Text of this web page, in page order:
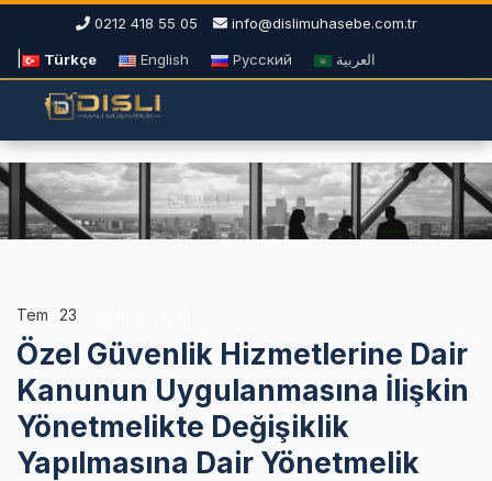
0212 418 55 05 info@dislimuhasebe.com.tr
Türkçe English Русский العربية
Tem 23
Hizmetlerine
Kanunun
Uygulanmasına
Yönetmelikte
Özel Güvenlik Hizmetlerine Dair
Kanunun Uygulanmasına İlişkin
Yönetmelikte Değişiklik
Yapılmasına Dair Yönetmelik